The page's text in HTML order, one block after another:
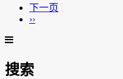
下一页
››
搜索